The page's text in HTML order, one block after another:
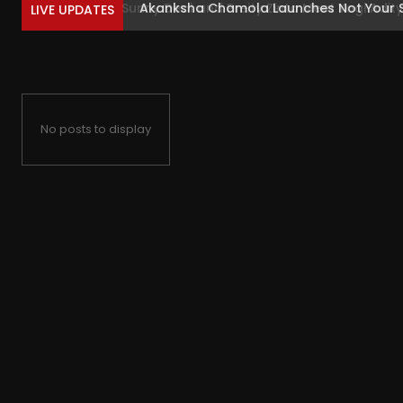
LIVE UPDATES Akanksha Chamola Launches Not Your
No posts to display